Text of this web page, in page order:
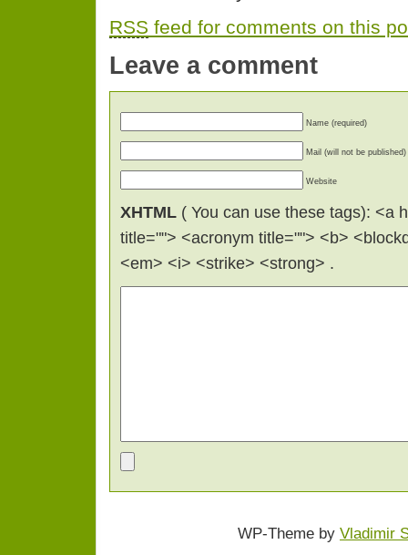
RSS feed for comments on this
Leave a comment
Name (required)
Mail (will not be published)
Website
XHTML ( You can use these tags): <a
title=""> <acronym title=""> <b>
<em> <i> <strike> <strong> .
WP-Theme by Vladimir